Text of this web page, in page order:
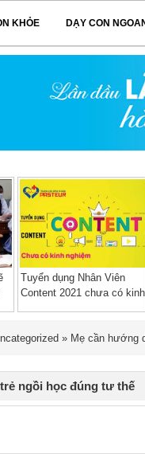
KHỎE DẠY CON
Tuyển dụng Nhân Viên
Content 2021 chưa có kinh
» Mẹ cần hướng
ngồi học đúng tư thế